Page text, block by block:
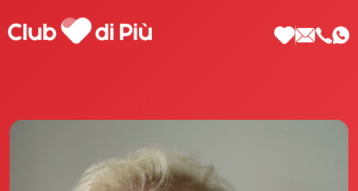
Scopri Club di Più